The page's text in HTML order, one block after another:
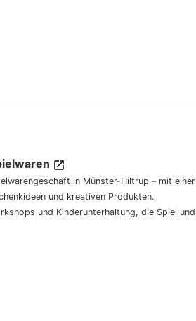
in Münster-Hiltrup – mit einer
und kreativen Produkten.
und Kinderunterhaltung, die Spiel und